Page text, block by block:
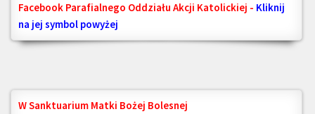
Facebook Parafialnego Oddziału Akcji Katolickiej - Kliknij
na jej symbol powyżej
W Sanktuarium Matki Bożej Bolesnej